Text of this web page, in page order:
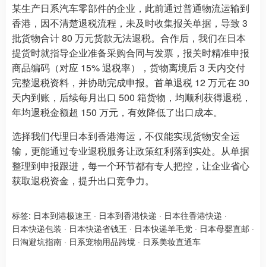
某生产日系汽车零部件的企业，此前通过普通物流运输到
香港，因不清楚退税流程，未及时收集报关单据，导致 3
批货物合计 80 万元货款无法退税。合作后，我们在日本
提货时就指导企业准备采购合同与发票，报关时精准申报
商品编码（对应 15% 退税率），货物离境后 3 天内交付
完整退税资料，并协助完成申报。首单退税 12 万元在 30
天内到账，后续每月出口 500 箱货物，均顺利获得退税，
年均退税金额超 150 万元，有效降低了出口成本。
选择我们代理日本到香港海运，不仅能实现货物安全运
输，更能通过专业退税服务让政策红利落到实处。从单据
整理到申报跟进，每一个环节都有专人把控，让企业省心
获取退税资金，提升出口竞争力。
标签: 日本到港极速王 · 日本到香港快递 · 日本往香港快递 ·
日本快递包装 · 日本快递省钱王 · 日本快递羊毛党 · 日本母婴直邮 ·
日淘避坑指南 · 日系宠物用品跨境 · 日系美妆直通车